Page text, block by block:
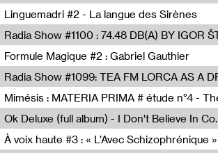
Revue Les Chambres,Hugo Pernet
Linguemadri #2 - La langue des Sirènes
Meris Angioletti
radio x
Formule Magique #2 : Gabriel Gauthier
Nathalie Lacroix,Gabriel Gauthier
TEAFM
Francesco Russo,Scuola della Crisi
Ok Deluxe
À voix haute #3 : « L’Avec Schizophrénique »